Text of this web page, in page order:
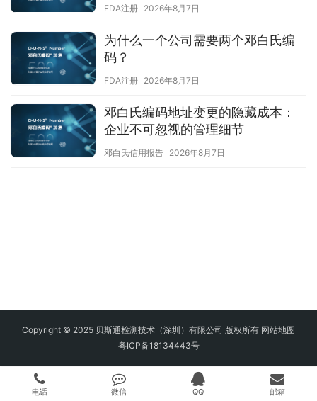
FDA注册 2026年8月7日
为什么一个公司需要两个邓白氏编
码？
FDA注册 2026年8月7日
邓白氏编码地址变更的隐藏成本：
企业不可忽视的管理细节
邓白氏信用报告 2026年8月7日
Copyright © 2025 贝斯通检测技术（深圳）有限公司 版权所有 网站地图
粤ICP备18134443号
电话 微信 QQ 邮箱